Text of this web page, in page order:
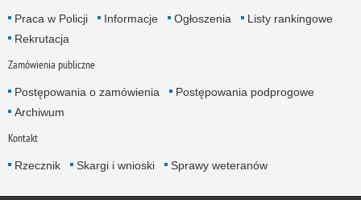
Praca w Policji Informacje Ogłoszenia
Listy rankingowe
Rekrutacja
Zamówienia publiczne
Postępowania o zamówienia
Postępowania podprogowe
Archiwum
Kontakt
Rzecznik Skargi i wnioski Sprawy weteranów